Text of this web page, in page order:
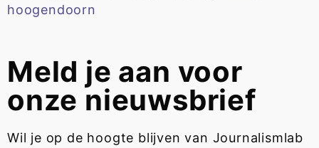
hoogendoorn
Meld je aan voor
onze nieuwsbrief
Wil je op de hoogte blijven van Journalismlab